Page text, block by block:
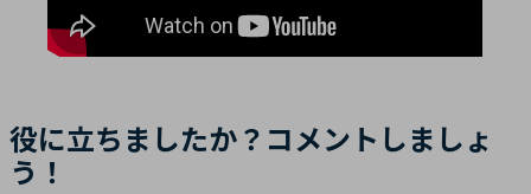
役に立ちましたか？コメントしましょ
う！